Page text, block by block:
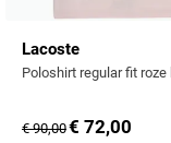
Lacoste
€ 90,00€ 72,00